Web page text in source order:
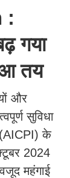
:
गया
तय
और
सुविधा
(AICPI) के
2024
महंगाई